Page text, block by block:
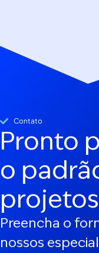
Contato
Pronto
o
Preencha o
nossos